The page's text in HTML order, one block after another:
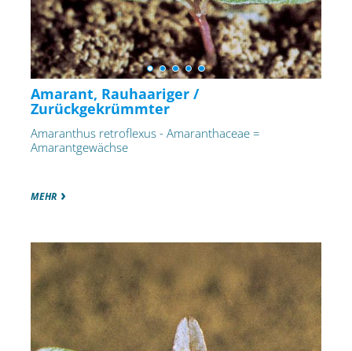
Amarant, Rauhaariger /
Zurückgekrümmter
Amaranthus retroflexus - Amaranthaceae =
Amarantgewächse
MEHR